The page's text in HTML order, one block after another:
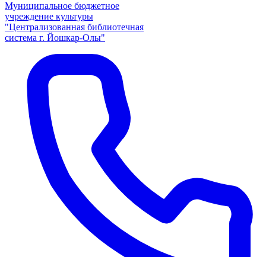
Муниципальное бюджетное
учреждение культуры
"Централизованная библиотечная
система г. Йошкар-Олы"